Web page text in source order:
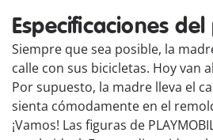
Especificaciones
Siempre que sea posible, la
calle con sus bicicletas. Hoy van
Por supuesto, la madre lleva el
sienta cómodamente en el
¡Vamos! Las figuras de